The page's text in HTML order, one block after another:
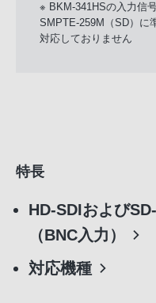
※ BKM-341HSの入力信
SMPTE-259M（SD）に
対応しておりません
特長
HD-SDIおよび
（BNC入力）
対応機種